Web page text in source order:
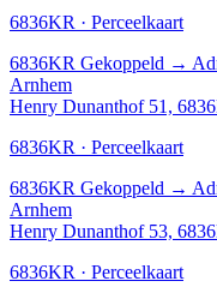
6836KR · Perceelkaart
6836KR Gekoppeld →
Arnhem
Henry Dunanthof 51,
6836KR · Perceelkaart
6836KR Gekoppeld →
Arnhem
Henry Dunanthof 53,
6836KR · Perceelkaart